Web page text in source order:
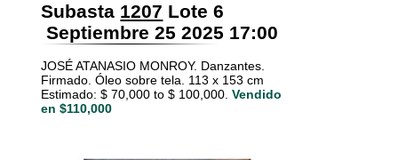
Subasta 1207 Lote 6
Septiembre 25 2025 17:00
JOSÉ ATANASIO MONROY. Danzantes.
Firmado. Óleo sobre tela. 113 x 153 cm
Estimado: $ 70,000 to $ 100,000. Vendido
en $110,000